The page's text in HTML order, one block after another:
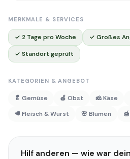
MERKMALE & SERVICES
✓ 2 Tage pro Woche ✓ Großes
✓ Standort geprüft
KATEGORIEN & ANGEBOT
🥬 Gemüse 🍎 Obst 🧀 Käse
🥩 Fleisch & Wurst
🌸 Blumen
Hilf anderen — wie war